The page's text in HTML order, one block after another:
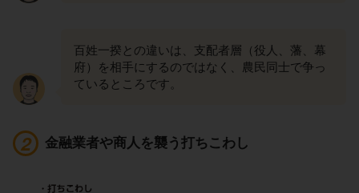
百姓一揆との違いは、支配者層（役人、藩、幕
府）を相手にするのではなく、農民同士で争っ
ているところです。
金融業者や商人を襲う打ちこわし